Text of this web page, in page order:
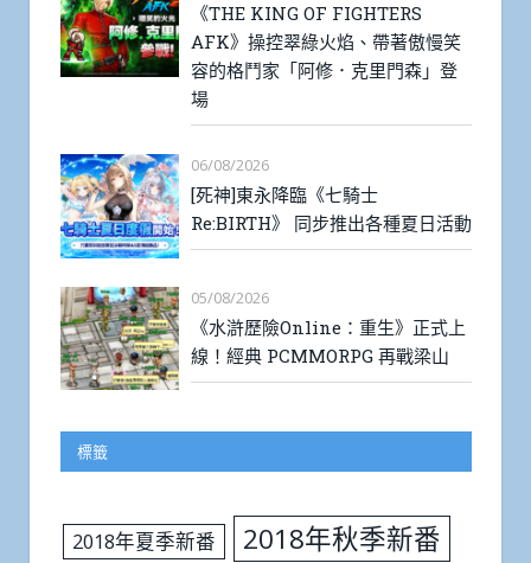
《THE KING OF FIGHTERS
AFK》操控翠綠火焰、帶著傲慢笑
容的格鬥家「阿修．克里門森」登
場
06/08/2026
[死神]東永降臨《七騎士
Re:BIRTH》 同步推出各種夏日活動
05/08/2026
《水滸歷險Online：重生》正式上
線！經典 PCMMORPG 再戰梁山
標籤
2018年夏季新番 2018年秋季新番